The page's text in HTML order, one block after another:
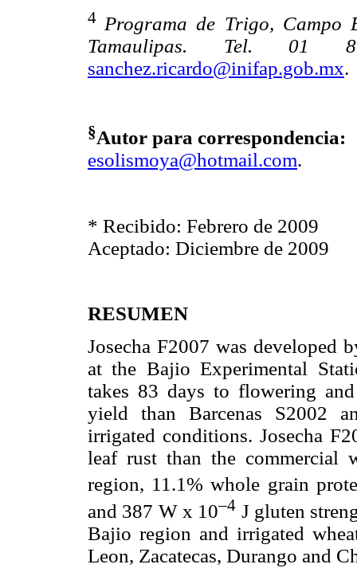
4 Programa de Trigo, Campo
Tamaulipas. Tel.
sanchez.ricardo@inifap.gob.mx.
§Autor para correspondencia:
esolismoya@hotmail.com.
* Recibido: Febrero de 2009
Aceptado: Diciembre de 2009
RESUMEN
Josecha F2007 was developed
at the Bajio Experimental
takes 83 days to flowering
yield than Barcenas S2002
irrigated conditions. Josecha
leaf rust than the commercial
region, 11.1% whole grain
and 387 W x 10–4 J gluten
Bajio region and irrigated
Leon, Zacatecas, Durango and